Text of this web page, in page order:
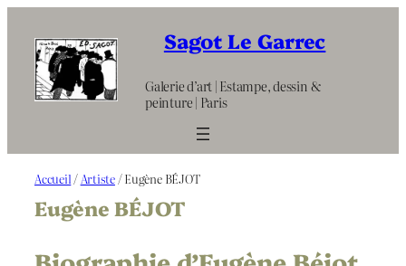
contenu
Sagot Le Garrec
Galerie d’art | Estampe, dessin &
peinture | Paris
Accueil / Artiste/ Eugène BÉJOT
Eugène BÉJOT